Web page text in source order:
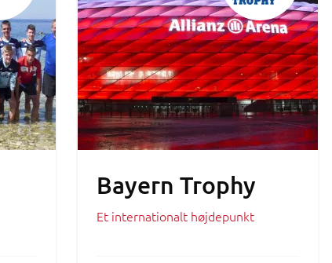
Bayern Trophy
Et internationalt højdepunkt